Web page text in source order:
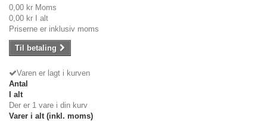
0,00 kr Moms
0,00 kr I alt
Priserne er inklusiv moms
Til betaling
Varen er lagt i kurven
Antal
I alt
Der er 1 vare i din kurv
Varer i alt (inkl. moms)